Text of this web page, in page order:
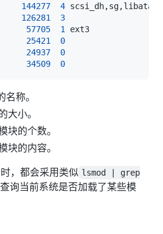
144277
4
126281
3
57705 1
25421
0
24937
0
34509 0
称。
大小。
块的个数。
块的内容。
，都会采用类似 lsmod | grep
询当前系统是否加载了某些模